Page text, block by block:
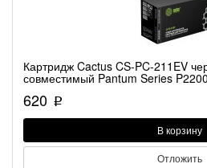
Картридж Cactus CS-PC-211EV
совместимый Pantum Series
620 p
В корзину
Отложить